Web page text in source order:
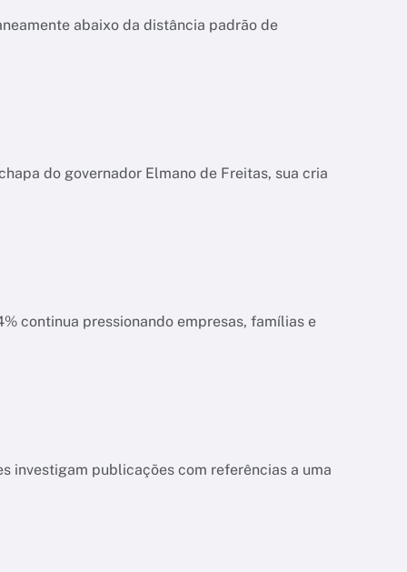
abaixo da distância padrão de
do governador Elmano de Freitas, sua cria
e
investigam publicações com referências a uma